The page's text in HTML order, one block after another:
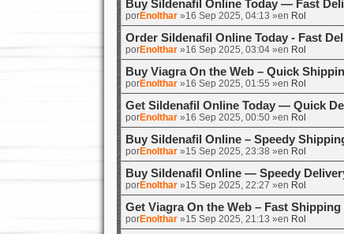
Buy Sildenafil Online Today — Fast
porEnolthar»16 Sep 2025, 04:13 »en Rol
Order Sildenafil Online Today - Fast
porEnolthar»16 Sep 2025, 03:04 »en Rol
Buy Viagra On the Web – Quick
porEnolthar»16 Sep 2025, 01:55 »en Rol
Get Sildenafil Online Today — Quick
porEnolthar»16 Sep 2025, 00:50 »en Rol
Buy Sildenafil Online – Speedy
porEnolthar»15 Sep 2025, 23:38 »en Rol
Buy Sildenafil Online — Speedy
porEnolthar»15 Sep 2025, 22:27 »en Rol
Get Viagra On the Web – Fast
porEnolthar»15 Sep 2025, 21:13 »en Rol